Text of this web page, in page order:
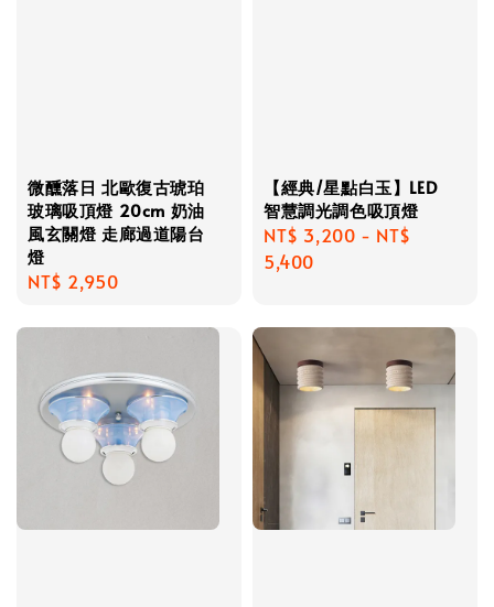
微醺落日 北歐復古琥珀
玻璃吸頂燈 20cm 奶油
風玄關燈 走廊過道陽台
燈
Regular
NT$ 2,950
【經典/星點白玉】LED
智慧調光調色吸頂燈
Regular
price
NT$ 3,200 - NT$
5,400